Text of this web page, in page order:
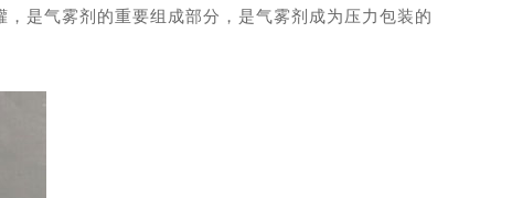
是气雾剂的重要组成部分，是气雾剂成为压力包装的